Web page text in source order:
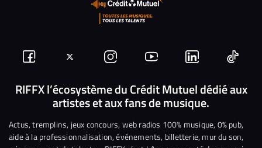
Suivez-
nous
Facebook
Suivez-
nous
sur
Twitter
Nous
rejoindre
sur
Instagram
Nous
rejoindre
sur
YouTube
Nous
rejoindre
sur
Linkedin
Nous
RIFFX l’écosystème du Crédit Mutuel dédié aux
artistes et aux fans de musique.
Actus, tremplins, jeux concours, web radios 100% musique, 0% pub,
aide à la professionnalisation, événements, billetterie, mur du son,